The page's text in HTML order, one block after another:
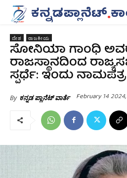
ದೇಶ ರಾಜಕೀಯ
ಸೋನಿಯಾ ಗಾಂಧಿ
ರಾಜಸ್ಥಾನದಿಂದ
ಸ್ಪರ್ಧೆ: ಇಂದು
By ಕನ್ನಡ ಪ್ಲಾನೆಟ್ ವಾರ್ತೆ February 14